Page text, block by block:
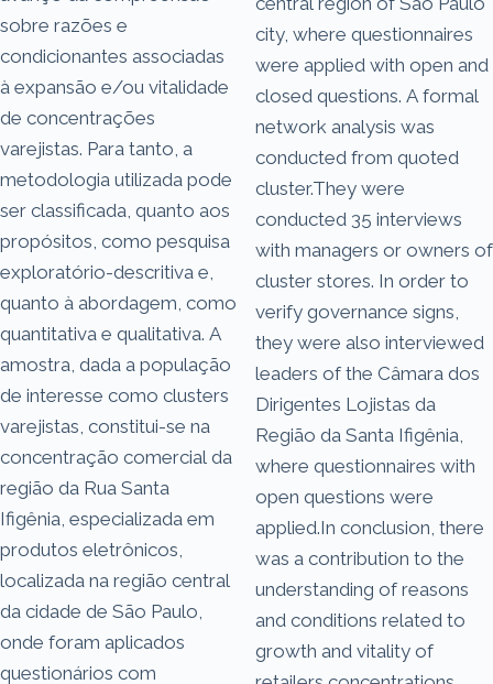
sobre razões e
condicionantes associadas
à expansão e/ou vitalidade
de concentrações
varejistas. Para tanto, a
metodologia utilizada pode
ser classificada, quanto aos
propósitos, como pesquisa
exploratório-descritiva e,
quanto à abordagem, como
quantitativa e qualitativa. A
amostra, dada a população
de interesse como clusters
varejistas, constitui-se na
concentração comercial da
região da Rua Santa
Ifigênia, especializada em
produtos eletrônicos,
localizada na região central
da cidade de São Paulo,
onde foram aplicados
questionários com
city, where questionnaires
were applied with open and
closed questions. A formal
network analysis was
conducted from quoted
cluster.They were
conducted 35 interviews
with managers or owners of
cluster stores. In order to
verify governance signs,
they were also interviewed
leaders of the Câmara dos
Dirigentes Lojistas da
Região da Santa Ifigênia,
where questionnaires with
open questions were
applied.In conclusion, there
was a contribution to the
understanding of reasons
and conditions related to
growth and vitality of